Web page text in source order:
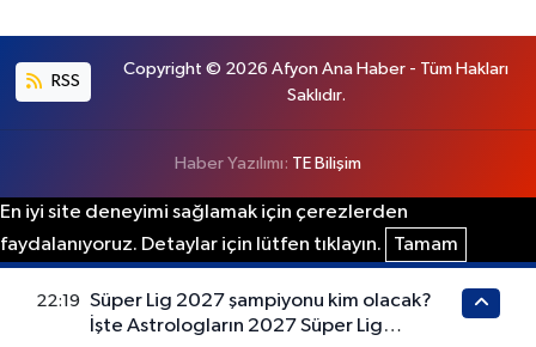
RSS
Copyright © 2026 Afyon Ana Haber - Tüm Hakları
Saklıdır.
Haber Yazılımı: TE Bilişim
En iyi site deneyimi sağlamak için çerezlerden
faydalanıyoruz. Detaylar için lütfen tıklayın.
Tamam
22:19
Süper Lig 2027 şampiyonu kim olacak?
İşte Astrologların 2027 Süper Lig